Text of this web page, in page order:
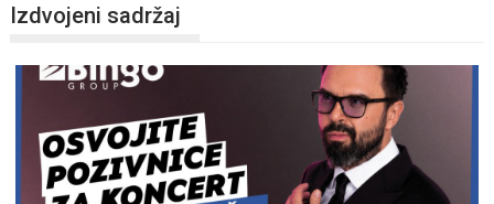
Izdvojeni sadržaj